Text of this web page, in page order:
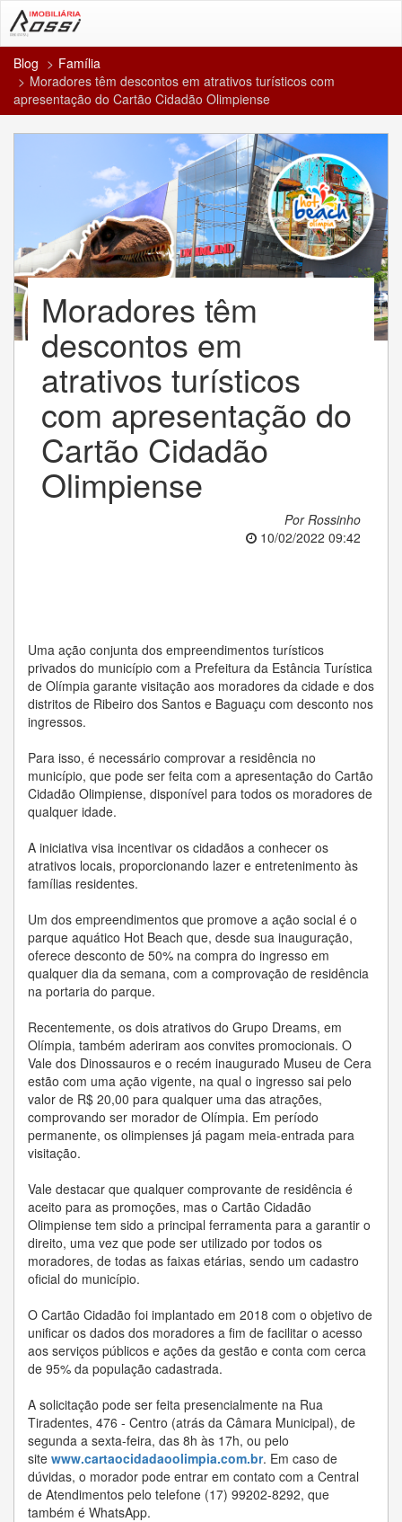
Blog
Família
Moradores têm descontos em atrativos turísticos com
apresentação do Cartão Cidadão Olimpiense
Moradores têm
descontos em
atrativos turísticos
com apresentação do
Cartão Cidadão
Olimpiense
Por Rossinho
10/02/2022 09:42
Uma ação conjunta dos empreendimentos turísticos
privados do município com a Prefeitura da Estância Turística
de Olímpia garante visitação aos moradores da cidade e dos
distritos de Ribeiro dos Santos e Baguaçu com desconto nos
ingressos.
Para isso, é necessário comprovar a residência no
município, que pode ser feita com a apresentação do Cartão
Cidadão Olimpiense, disponível para todos os moradores de
qualquer idade.
A iniciativa visa incentivar os cidadãos a conhecer os
atrativos locais, proporcionando lazer e entretenimento às
famílias residentes.
Um dos empreendimentos que promove a ação social é o
parque aquático Hot Beach que, desde sua inauguração,
oferece desconto de 50% na compra do ingresso em
qualquer dia da semana, com a comprovação de residência
na portaria do parque.
Recentemente, os dois atrativos do Grupo Dreams, em
Olímpia, também aderiram aos convites promocionais. O
Vale dos Dinossauros e o recém inaugurado Museu de Cera
estão com uma ação vigente, na qual o ingresso sai pelo
valor de R$ 20,00 para qualquer uma das atrações,
comprovando ser morador de Olímpia. Em período
permanente, os olimpienses já pagam meia-entrada para
visitação.
Vale destacar que qualquer comprovante de residência é
aceito para as promoções, mas o Cartão Cidadão
Olimpiense tem sido a principal ferramenta para a garantir o
direito, uma vez que pode ser utilizado por todos os
moradores, de todas as faixas etárias, sendo um cadastro
oficial do município.
O Cartão Cidadão foi implantado em 2018 com o objetivo de
unificar os dados dos moradores a fim de facilitar o acesso
aos serviços públicos e ações da gestão e conta com cerca
de 95% da população cadastrada.
A solicitação pode ser feita presencialmente na Rua
Tiradentes, 476 - Centro (atrás da Câmara Municipal), de
segunda a sexta-feira, das 8h às 17h, ou pelo
site www.cartaocidadaoolimpia.com.br. Em caso de
dúvidas, o morador pode entrar em contato com a Central
de Atendimentos pelo telefone (17) 99202-8292, que
também é WhatsApp.